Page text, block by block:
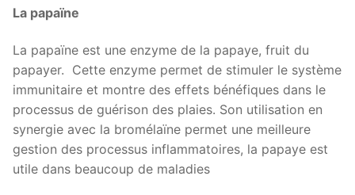
La papaïne
La papaïne est une enzyme de la papaye, fruit du
papayer. Cette enzyme permet de stimuler le système
immunitaire et montre des effets bénéfiques dans le
processus de guérison des plaies. Son utilisation en
synergie avec la bromélaïne permet une meilleure
gestion des processus inflammatoires, la papaye est
utile dans beaucoup de maladies